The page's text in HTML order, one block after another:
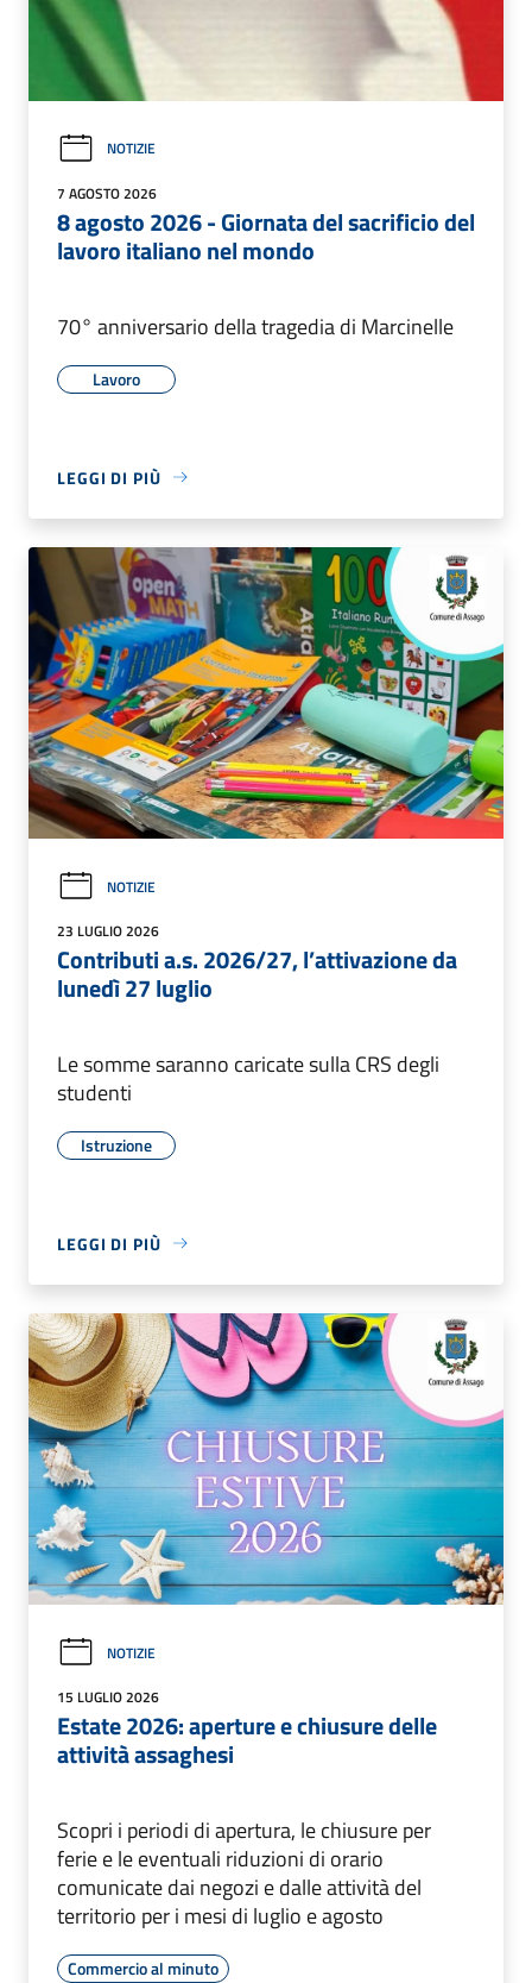
NOTIZIE
7 AGOSTO 2026
8 agosto 2026 - Giornata del sacrificio del
lavoro italiano nel mondo
70° anniversario della tragedia di Marcinelle
Lavoro
LEGGI DI PIÙ
NOTIZIE
23 LUGLIO 2026
Contributi a.s. 2026/27, l’attivazione da
lunedì 27 luglio
Le somme saranno caricate sulla CRS degli
studenti
Istruzione
LEGGI DI PIÙ
NOTIZIE
15 LUGLIO 2026
Estate 2026: aperture e chiusure delle
attività assaghesi
Scopri i periodi di apertura, le chiusure per
ferie e le eventuali riduzioni di orario
comunicate dai negozi e dalle attività del
territorio per i mesi di luglio e agosto
Commercio al minuto